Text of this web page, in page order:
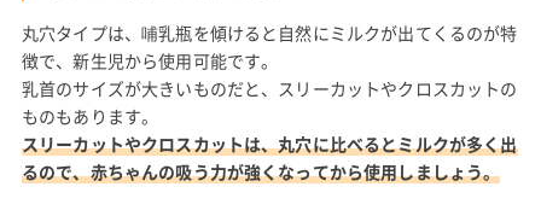
丸穴タイプは、哺乳瓶を傾けると自然にミルクが出てくるのが特
徴で、新生児から使用可能です。
乳首のサイズが大きいものだと、スリーカットやクロスカットの
ものもあります。
スリーカットやクロスカットは、丸穴に比べるとミルクが多く出
るので、赤ちゃんの吸う力が強くなってから使用しましょう。